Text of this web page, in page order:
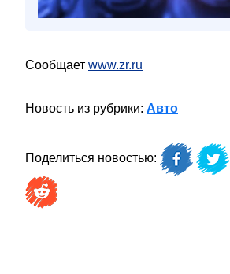
Сообщает www.zr.ru
Новость из рубрики: Авто
Поделиться новостью: